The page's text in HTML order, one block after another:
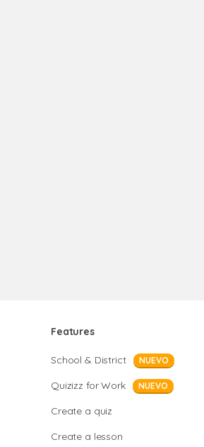
Features
School & District NUEVO
Quizizz for Work NUEVO
Create a quiz
Create a lesson